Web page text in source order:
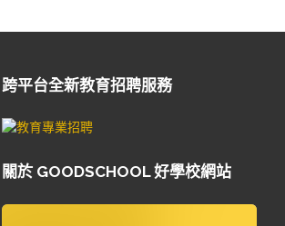
跨平台全新教育招聘服務
關於 GOODSCHOOL 好學校網站